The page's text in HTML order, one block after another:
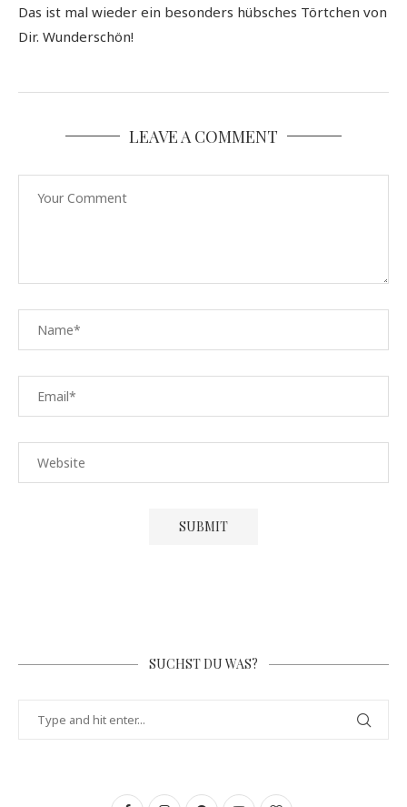
Das ist mal wieder ein besonders hübsches Törtchen von
Dir. Wunderschön!
LEAVE A COMMENT
SUCHST DU WAS?